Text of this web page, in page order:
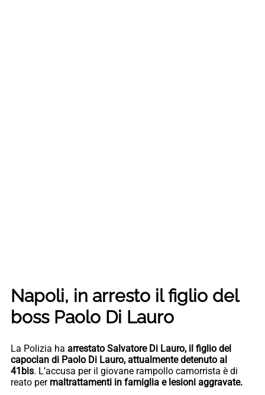
Napoli, in arresto il figlio del
boss Paolo Di Lauro
La Polizia ha arrestato Salvatore Di Lauro, il figlio del
capoclan di Paolo Di Lauro, attualmente detenuto al
41bis. L’accusa per il giovane rampollo camorrista è di
reato per maltrattamenti in famiglia e lesioni aggravate.